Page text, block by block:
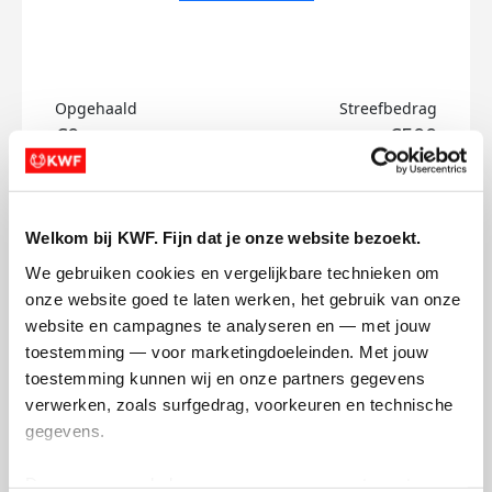
Welkom bij KWF. Fijn dat je onze website bezoekt.
We gebruiken cookies en vergelijkbare technieken om
onze website goed te laten werken, het gebruik van onze
website en campagnes te analyseren en — met jouw
toestemming — voor marketingdoeleinden. Met jouw
toestemming kunnen wij en onze partners gegevens
verwerken, zoals surfgedrag, voorkeuren en technische
gegevens.
Opgehaald
€0
Streefbedrag
€500
Doneer
Barbara's badges